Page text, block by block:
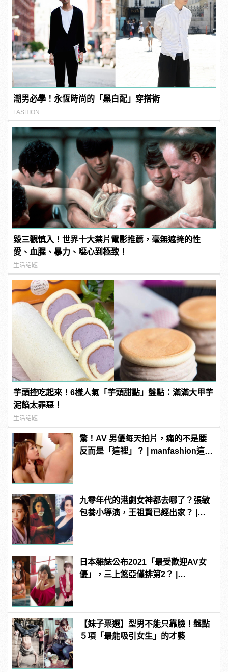
潮男必學！永恆時尚的「黑白配」穿搭術
FASHION
毀三觀慎入！世界十大禁片電影推薦，毫無遮掩的性
愛、血腥、暴力、噁心到極致！
生活話題
芋頭控吃起來！6樣人氣「芋頭甜點」盤點：滿滿大甲芋
泥餡太罪惡！
生活話題
驚！AV 男優每天拍片，痛的不是腰
反而是「這裡」？ | manfashion這樣
九零年代的港劇女神都去哪了？張敏
包養小導演，王祖賢已經出家？ |
日本雜誌公布2021「最受歡迎AV女
優」，三上悠亞僅排第2？ |
【妹子票選】型男不能只靠臉！盤點
５項「最能吸引女生」的才藝